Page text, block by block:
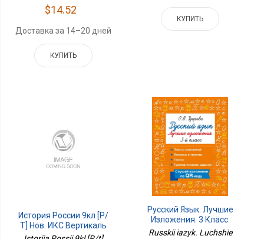
$14.52
Доставка за 14–20 дней
КУПИТЬ
КУПИТЬ
История России 9кл [Р/
Т] Нов. ИКС Вертикаль
Русский Язык. Лучшие
Изложения. 3 Класс.
Слушай Изложение По
Russkii iazyk. Luchshie